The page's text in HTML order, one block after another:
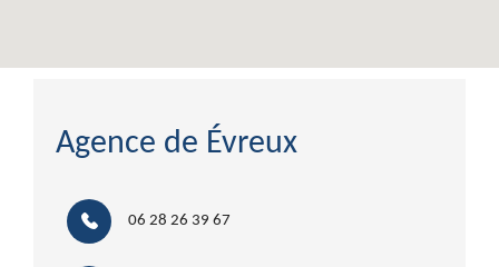
Agence de Évreux
06 28 26 39 67